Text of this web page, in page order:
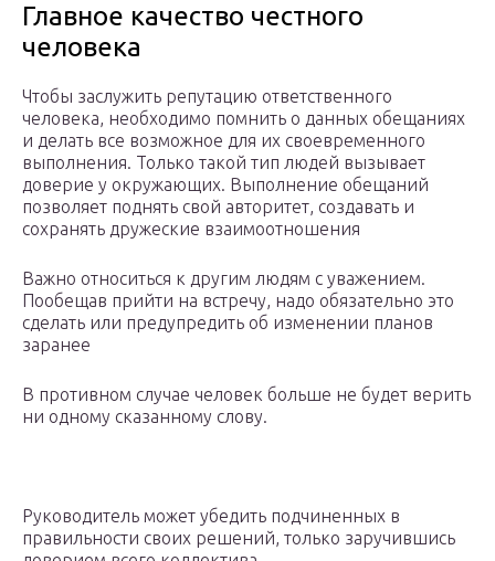
Главное качество честного
человека
Чтобы заслужить репутацию ответственного
человека, необходимо помнить о данных обещаниях
и делать все возможное для их своевременного
выполнения. Только такой тип людей вызывает
доверие у окружающих. Выполнение обещаний
позволяет поднять свой авторитет, создавать и
сохранять дружеские взаимоотношения
Важно относиться к другим людям с уважением.
Пообещав прийти на встречу, надо обязательно это
сделать или предупредить об изменении планов
заранее
В противном случае человек больше не будет верить
ни одному сказанному слову.
Руководитель может убедить подчиненных в
правильности своих решений, только заручившись